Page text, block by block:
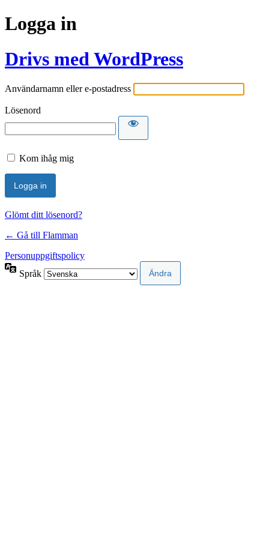
Logga in
Drivs med WordPress
Användarnamn eller e-postadress
Lösenord
Kom ihåg mig
Glömt ditt lösenord?
← Gå till Flamman
Personuppgiftspolicy
Språk